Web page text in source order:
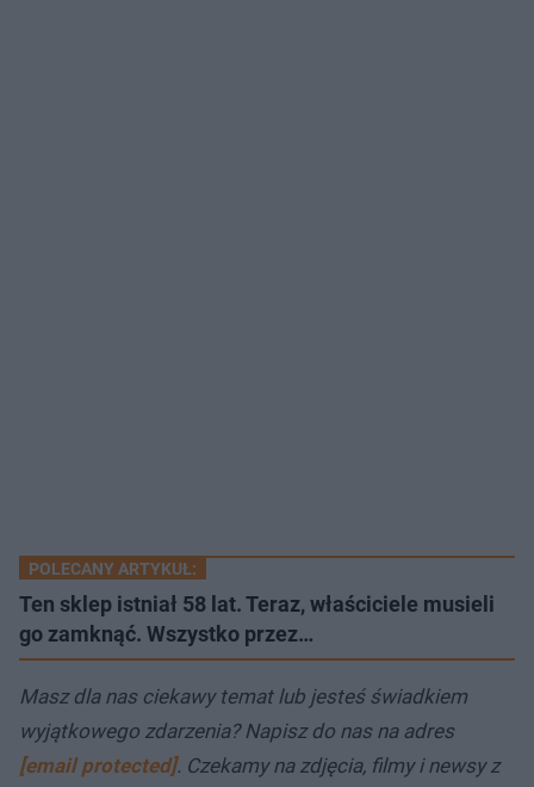
POLECANY ARTYKUŁ:
Ten sklep istniał 58 lat. Teraz, właściciele musieli
go zamknąć. Wszystko przez…
Masz dla nas ciekawy temat lub jesteś świadkiem
wyjątkowego zdarzenia? Napisz do nas na adres
[email protected]. Czekamy na zdjęcia, filmy i newsy z